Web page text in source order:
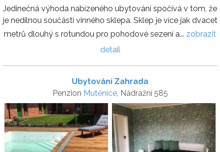
Jedinečná výhoda nabízeného ubytování spočívá v tom, že
je nedílnou součásti vinného sklepa. Sklep je více jak dvacet
metrů dlouhý s rotundou pro pohodové sezení a... zobrazit
detail
Ubytování Zahrada
Penzion Mutěnice, Nádražní 585